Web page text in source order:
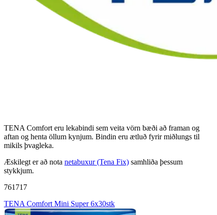
TENA Comfort eru lekabindi sem veita vörn bæði að framan og
aftan og henta öllum kynjum. Bindin eru ­ætluð fyrir miðlungs til
mikils þvagleka.
Æskilegt er að nota neta­buxur (Tena Fix) samhliða þessum
stykkjum.
761717
TENA Comfort Mini Super 6x30stk